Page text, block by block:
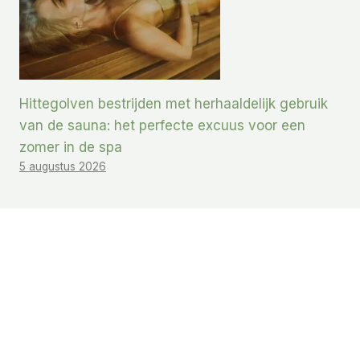
Hittegolven bestrijden met herhaaldelijk gebruik
van de sauna: het perfecte excuus voor een
zomer in de spa
5 augustus 2026